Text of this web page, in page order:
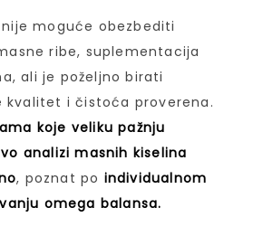
moguće obezbediti
ribe, suplementacija
ali je poželjno birati
kvalitet i čistoća proverena.
koje veliku pažnju
analizi masnih kiselina
, poznat po individualnom
omega balansa.